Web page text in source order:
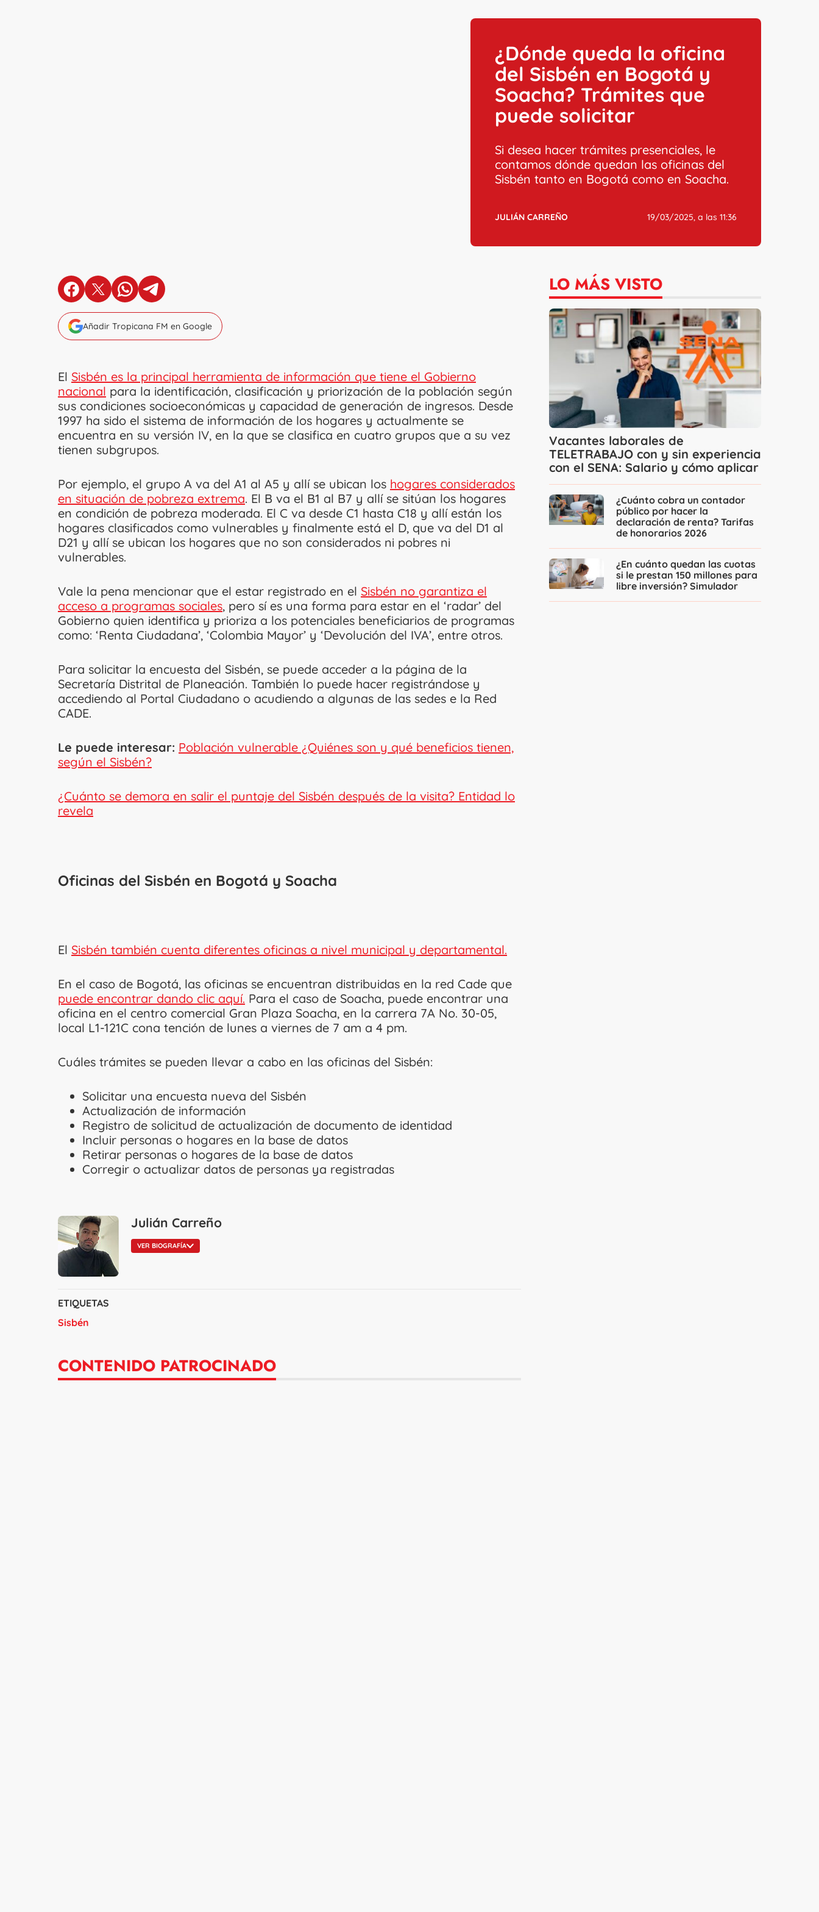
¿Dónde queda la oficina
del Sisbén en Bogotá y
Soacha? Trámites que
puede solicitar
Si desea hacer trámites presenciales, le
contamos dónde quedan las oficinas del
Sisbén tanto en Bogotá como en Soacha.
JULIÁN CARREÑO 19/03/2025, a las 11:36
en Facebook
en X en Whatsapp
en Telegram
Añadir Tropicana FM en Google
El Sisbén es la principal herramienta de información que tiene el Gobierno
nacional para la identificación, clasificación y priorización de la población según
sus condiciones socioeconómicas y capacidad de generación de ingresos. Desde
1997 ha sido el sistema de información de los hogares y actualmente se
encuentra en su versión IV, en la que se clasifica en cuatro grupos que a su vez
tienen subgrupos.
Por ejemplo, el grupo A va del A1 al A5 y allí se ubican los hogares considerados
en situación de pobreza extrema. El B va el B1 al B7 y allí se sitúan los hogares
en condición de pobreza moderada. El C va desde C1 hasta C18 y allí están los
hogares clasificados como vulnerables y finalmente está el D, que va del D1 al
D21 y allí se ubican los hogares que no son considerados ni pobres ni
vulnerables.
Vale la pena mencionar que el estar registrado en el Sisbén no garantiza el
acceso a programas sociales, pero sí es una forma para estar en el ‘radar’ del
Gobierno quien identifica y prioriza a los potenciales beneficiarios de programas
como: ‘Renta Ciudadana’, ‘Colombia Mayor’ y ‘Devolución del IVA’, entre otros.
Para solicitar la encuesta del Sisbén, se puede acceder a la página de la
Secretaría Distrital de Planeación. También lo puede hacer registrándose y
accediendo al Portal Ciudadano o acudiendo a algunas de las sedes e la Red
CADE.
Le puede interesar: Población vulnerable ¿Quiénes son y qué beneficios tienen,
según el Sisbén?
¿Cuánto se demora en salir el puntaje del Sisbén después de la visita? Entidad lo
revela
Oficinas del Sisbén en Bogotá y Soacha
El Sisbén también cuenta diferentes oficinas a nivel municipal y departamental.
En el caso de Bogotá, las oficinas se encuentran distribuidas en la red Cade que
puede encontrar dando clic aquí. Para el caso de Soacha, puede encontrar una
oficina en el centro comercial Gran Plaza Soacha, en la carrera 7A No. 30-05,
local L1-121C cona tención de lunes a viernes de 7 am a 4 pm.
Cuáles trámites se pueden llevar a cabo en las oficinas del Sisbén:
Solicitar una encuesta nueva del Sisbén
Actualización de información
Registro de solicitud de actualización de documento de identidad
Incluir personas o hogares en la base de datos
Retirar personas o hogares de la base de datos
Corregir o actualizar datos de personas ya registradas
Julián Carreño
VER BIOGRAFÍA
ETIQUETAS
Sisbén
CONTENIDO PATROCINADO
LO MÁS VISTO
Vacantes laborales de
TELETRABAJO con y sin experiencia
con el SENA: Salario y cómo aplicar
¿Cuánto cobra un contador
público por hacer la
declaración de renta? Tarifas
de honorarios 2026
¿En cuánto quedan las cuotas
si le prestan 150 millones para
libre inversión? Simulador